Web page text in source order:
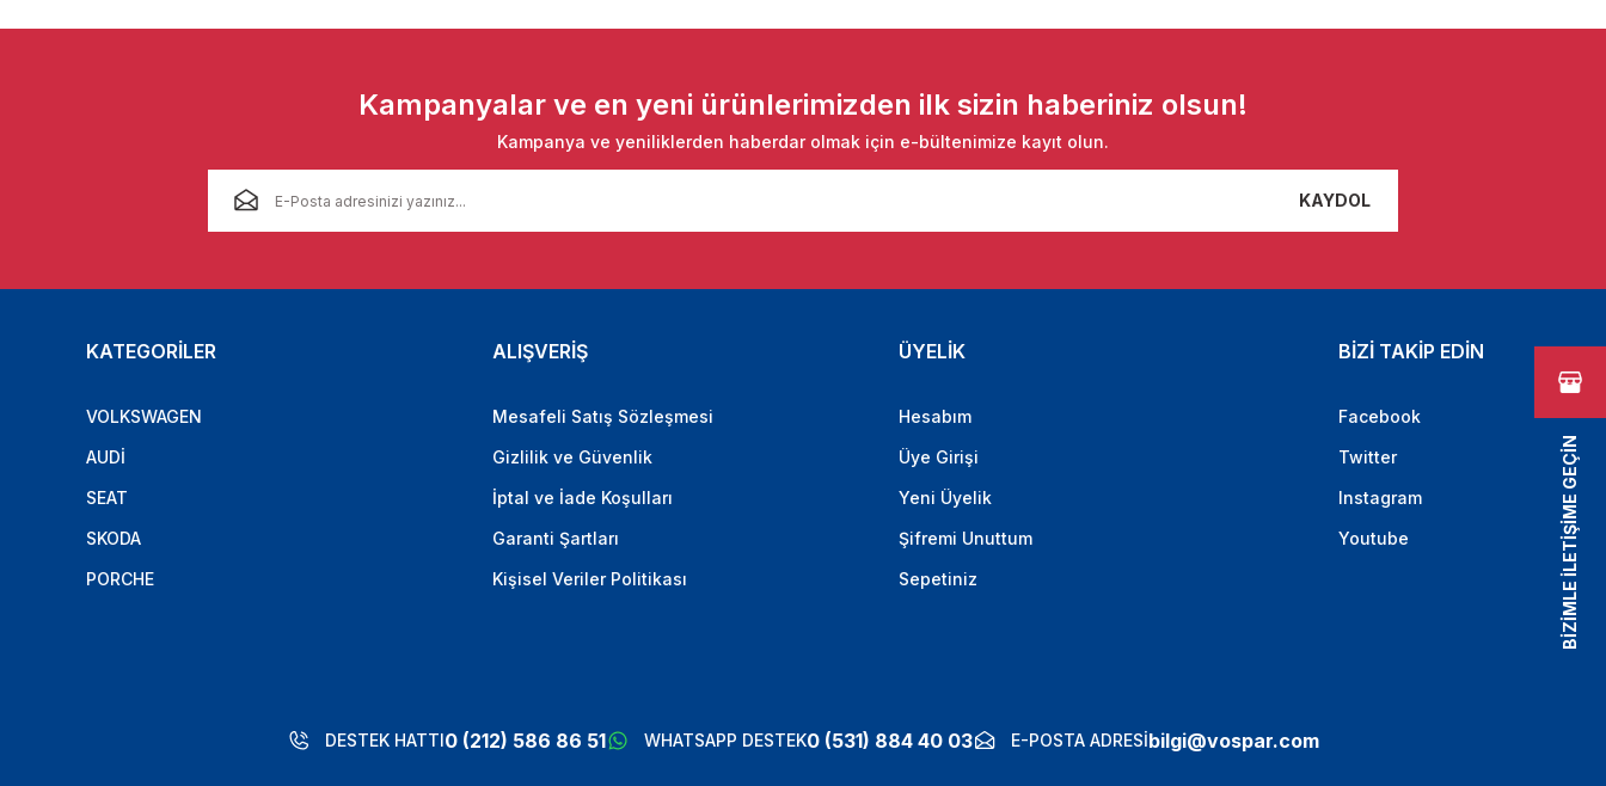
Kampanyalar ve en yeni ürünlerimizden ilk sizin haberiniz olsun!
Kampanya ve yeniliklerden haberdar olmak için e-bültenimize kayıt olun.
KAYDOL
KATEGORİLER
VOLKSWAGEN
AUDİ
SEAT
SKODA
PORCHE
ALIŞVERİŞ
Mesafeli Satış Sözleşmesi
Gizlilik ve Güvenlik
İptal ve İade Koşulları
Garanti Şartları
Kişisel Veriler Politikası
ÜYELİK
Hesabım
Üye Girişi
Yeni Üyelik
Şifremi Unuttum
Sepetiniz
BİZİ TAKİP EDİN
Facebook
Twitter
Instagram
Youtube
DESTEK HATTI0 (212) 586 86 51 WHATSAPP DESTEK0 (531) 884 40 03 E-POSTA ADRESİbilgi@vospar.com
BİZİMLE İLETİŞİME GEÇİN